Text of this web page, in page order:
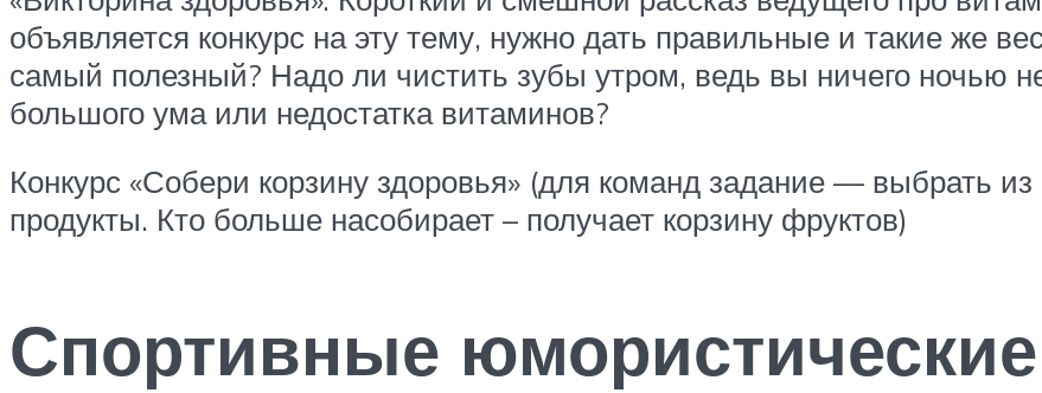
объявляется конкурс на эту тему, нужно дать правильные и такие же
самый полезный? Надо ли чистить зубы утром, ведь вы ничего ночью
большого ума или недостатка витаминов?
Конкурс «Собери корзину здоровья» (для команд задание — выбрать
продукты. Кто больше насобирает – получает корзину фруктов)
Спортивные